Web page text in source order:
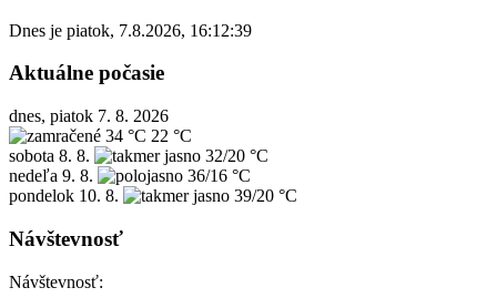
Dnes je piatok, 7.8.2026, 16:12:39
Aktuálne počasie
dnes, piatok 7. 8. 2026
34 °C 22 °C
sobota 8. 8.
32/20 °C
nedeľa 9. 8.
36/16 °C
pondelok 10. 8. 39/20 °C
Návštevnosť
Návštevnosť: